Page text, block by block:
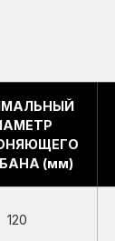
(мм)
120